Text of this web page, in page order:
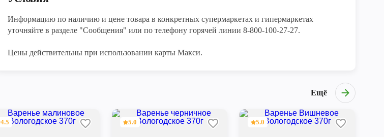
Информацию по наличию и цене товара в конкретных супермаркетах и гипермаркетах
уточняйте в разделе "Сообщения" или по телефону горячей линии 8-800-100-27-27.
Цены действительны при использовании карты Макси.
Ещё
4.5 5.0 5.0